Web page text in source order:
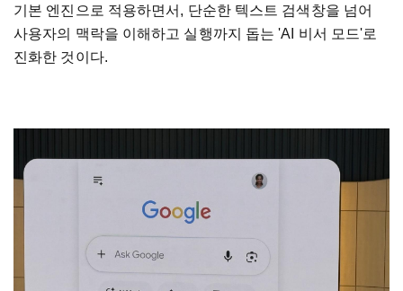
기본 엔진으로 적용하면서, 단순한 텍스트 검색창을 넘어
사용자의 맥락을 이해하고 실행까지 돕는 'AI 비서 모드'로
진화한 것이다.